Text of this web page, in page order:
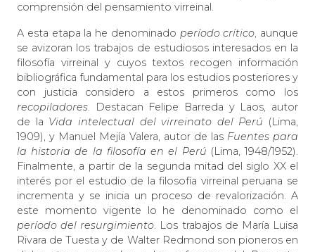
comprensión del pensamiento virreinal.
A esta etapa la he denominado período crítico, aunque
se avizoran los trabajos de estudiosos interesados en la
filosofía virreinal y cuyos textos recogen información
bibliográfica fundamental para los estudios posteriores y
con justicia considero a estos primeros como los
recopiladores. Destacan Felipe Barreda y Laos, autor
de la Vida intelectual del virreinato del Perú (Lima,
1909), y Manuel Mejía Valera, autor de las Fuentes para
la historia de la filosofía en el Perú (Lima, 1948/1952).
Finalmente, a partir de la segunda mitad del siglo XX el
interés por el estudio de la filosofía virreinal peruana se
incrementa y se inicia un proceso de revalorización. A
este momento vigente lo he denominado como el
período del resurgimiento. Los trabajos de María Luisa
Rivara de Tuesta y de Walter Redmond son pioneros en